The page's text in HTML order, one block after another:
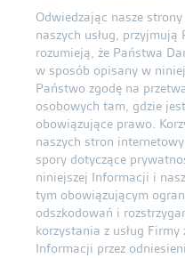
Odwiedzając nasze
naszych usług,
rozumieją, że Państwa
w sposób opisany w
Państwo zgodę na
osobowych tam, gdzie
obowiązujące prawo.
naszych stron
spory dotyczące
niniejszej Informacji i
tym obowiązującym
odszkodowań i
korzystania z usług Firmy
Informacji przez